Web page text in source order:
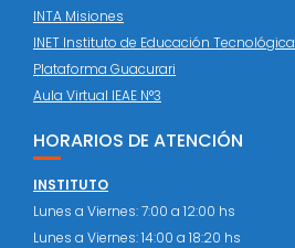
INTA Misiones
INET Instituto de Educación Tecnológica
Plataforma Guacurari
Aula Virtual IEAE N°3
HORARIOS DE ATENCIÓN
INSTITUTO
Lunes a Viernes: 7:00 a 12:00 hs
Lunes a Viernes: 14:00 a 18:20 hs